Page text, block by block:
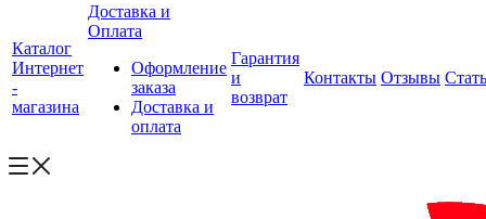
Каталог
Интернет
-
магазина
Доставка и
Оплата
Оформление
заказа
Доставка и
оплата
Гарантия
и
возврат
Контакты Отзывы